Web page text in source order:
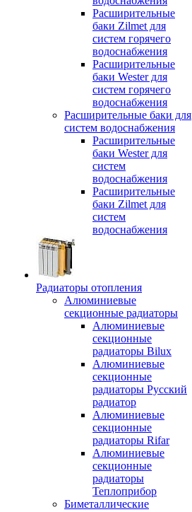
Расширительные
баки Zilmet для
систем горячего
водоснабжения
Расширительные
баки Wester для
систем горячего
водоснабжения
Расширительные баки для
систем водоснабжения
Расширительные
баки Wester для
систем
водоснабжения
Расширительные
баки Zilmet для
систем
водоснабжения
Радиаторы отопления
Алюминиевые
секционные радиаторы
Алюминиевые
секционные
радиаторы Bilux
Алюминиевые
секционные
радиаторы Русский
радиатор
Алюминиевые
секционные
радиаторы Rifar
Алюминиевые
секционные
радиаторы
Теплоприбор
Биметаллические